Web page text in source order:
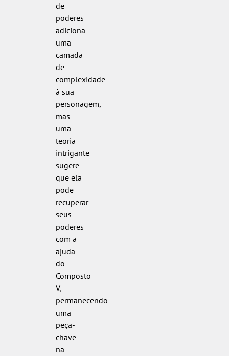
de
poderes
adiciona
uma
camada
de
complexidade
à sua
personagem,
mas
uma
teoria
intrigante
sugere
que ela
pode
recuperar
seus
poderes
com a
ajuda
do
Composto
V,
permanecendo
uma
peça-
chave
na